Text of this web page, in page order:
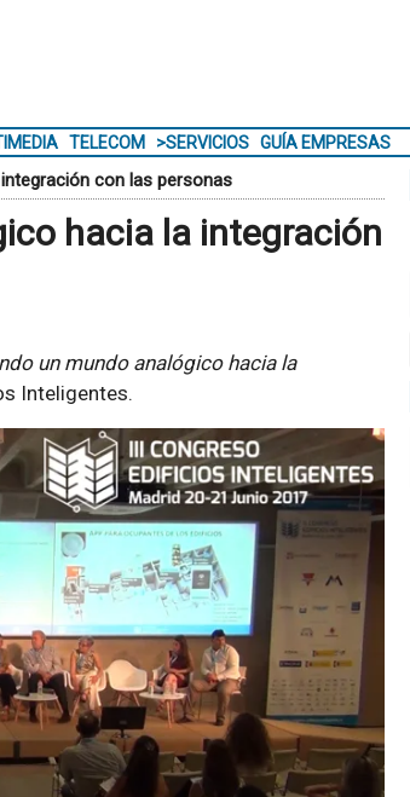
TELECOM >SERVICIOS GUÍA EMPRESAS
con las personas
hacia la integración
un mundo analógico hacia la
Inteligentes.